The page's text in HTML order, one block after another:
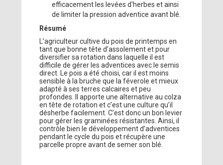
efficacement les levées d'herbes et ainsi
de limiter la pression adventice avant blé.
Résumé
L’agriculteur cultive du pois de printemps en
tant que bonne tête d’assolement et pour
diversifier sa rotation dans laquelle il est
difficile de gérer les adventices avec le semis
direct. Le pois a été choisi, car il est moins
sensible à la bruche que la féverole et mieux
adapté à ses terres calcaires et peu
profondes. Il apporte une alternative au colza
en tête de rotation et c’est une culture qu’il
désherbe facilement. C’est donc un bon levier
pour gérer les graminées résistantes. Ainsi, il
contrôle bien le développement d’adventices
pendant le cycle du pois et récupère une
parcelle propre avant de semer son blé.